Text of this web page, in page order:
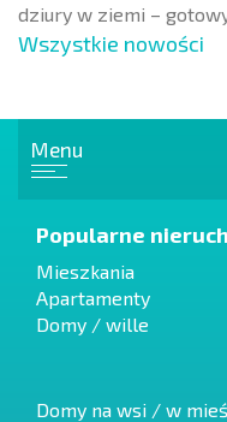
dziury w ziemi –
Wszystkie nowości
Menu
Popularne
Mieszkania
Apartamenty
Domy / wille
Domy na wsi / w